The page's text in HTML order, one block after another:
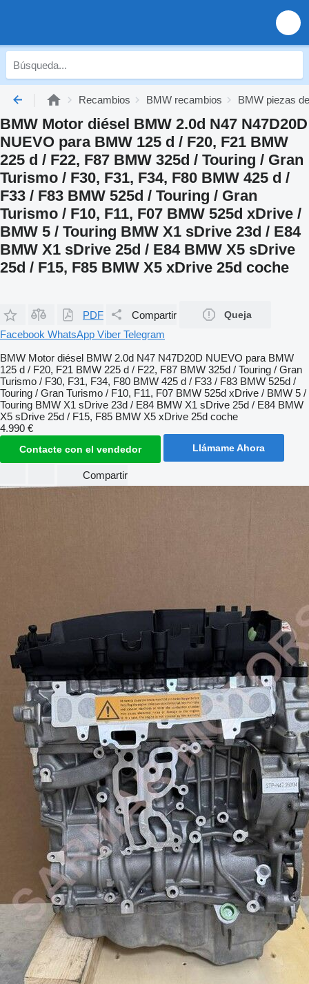
Recambios BMW recambios BMW piezas
BMW Motor diésel BMW 2.0d N47 N47D20D
NUEVO para BMW 125 d / F20, F21 BMW
225 d / F22, F87 BMW 325d / Touring / Gran
Turismo / F30, F31, F34, F80 BMW 425 d /
F33 / F83 BMW 525d / Touring / Gran
Turismo / F10, F11, F07 BMW 525d xDrive /
BMW 5 / Touring BMW X1 sDrive 23d / E84
BMW X1 sDrive 25d / E84 BMW X5 sDrive
25d / F15, F85 BMW X5 xDrive 25d coche
PDF Compartir Queja
Facebook WhatsApp Viber Telegram
BMW Motor diésel BMW 2.0d N47 N47D20D NUEVO para BMW
125 d / F20, F21 BMW 225 d / F22, F87 BMW 325d / Touring / Gran
Turismo / F30, F31, F34, F80 BMW 425 d / F33 / F83 BMW 525d /
Touring / Gran Turismo / F10, F11, F07 BMW 525d xDrive / BMW 5 /
Touring BMW X1 sDrive 23d / E84 BMW X1 sDrive 25d / E84 BMW
X5 sDrive 25d / F15, F85 BMW X5 xDrive 25d coche
4.990 €
Contacte con el vendedor Llámame Ahora
Compartir